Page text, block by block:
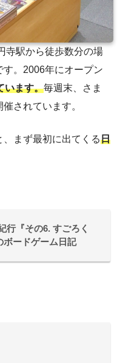
寺駅から徒歩数分の場
。2006年にオープン
います。毎週末、さま
されています。
まず最初に出てくる日
行『その6. すごろく
ボードゲーム日記